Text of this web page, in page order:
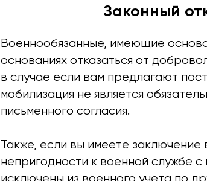
Законный
Военнообязанные, имеющие
основаниях отказаться от
в случае если вам предлагают
мобилизация не является
письменного согласия.
Также, если вы имеете
непригодности к военной службе